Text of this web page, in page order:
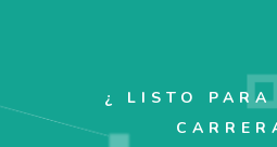
¿ LISTO PARA